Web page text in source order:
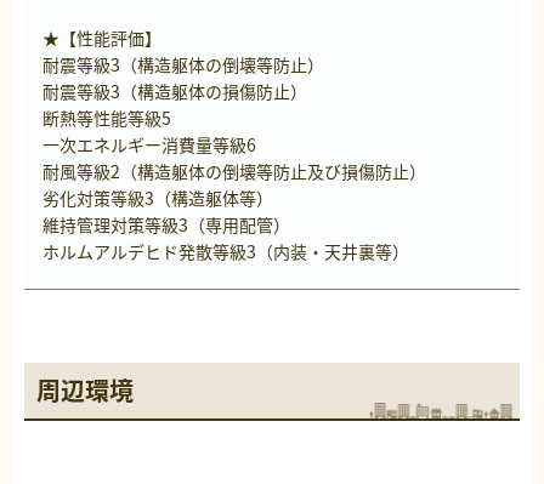
★【性能評価】
耐震等級3（構造躯体の倒壊等防止）
耐震等級3（構造躯体の損傷防止）
断熱等性能等級5
一次エネルギー消費量等級6
耐風等級2（構造躯体の倒壊等防止及び損傷防止）
劣化対策等級3（構造躯体等）
維持管理対策等級3（専用配管）
ホルムアルデヒド発散等級3（内装・天井裏等）
周辺環境